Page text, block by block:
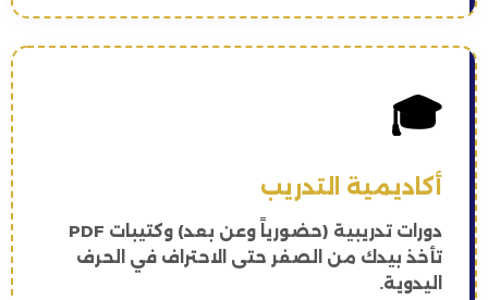
🎓
أكاديمية التدريب
دورات تدريبية (حضورياً وعن بعد) وكتيبات PDF
تأخذ بيدك من الصفر حتى الاحتراف في الحرف
اليدوية.